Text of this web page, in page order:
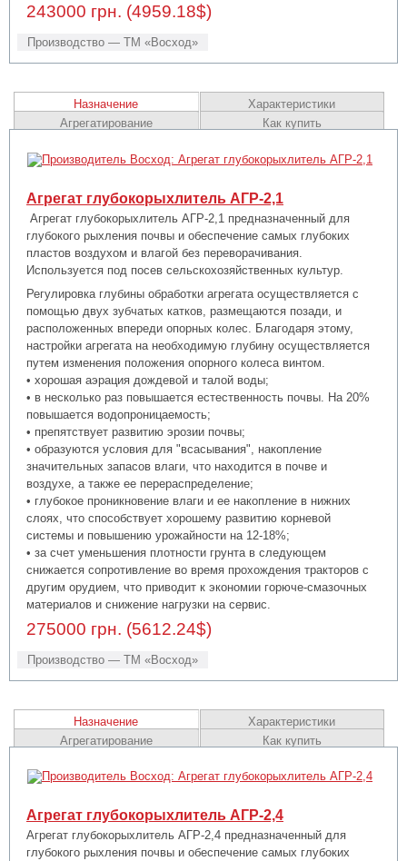
243000 грн. (4959.18$)
Производство — ТМ «Восход»
Назначение
Характеристики
Агрегатирование
Как купить
Агрегат глубокорыхлитель АГР-2,1
Агрегат глубокорыхлитель АГР-2,1 предназначенный для
глубокого рыхления почвы и обеспечение самых глубоких
пластов воздухом и влагой без переворачивания.
Используется под посев сельскохозяйственных культур.
Регулировка глубины обработки агрегата осуществляется с
помощью двух зубчатых катков, размещаются позади, и
расположенных впереди опорных колес. Благодаря этому,
настройки агрегата на необходимую глубину осуществляется
путем изменения положения опорного колеса винтом.
• хорошая аэрация дождевой и талой воды;
• в несколько раз повышается естественность почвы. На 20%
повышается водопроницаемость;
• препятствует развитию эрозии почвы;
• образуются условия для "всасывания", накопление
значительных запасов влаги, что находится в почве и
воздухе, а также ее перераспределение;
• глубокое проникновение влаги и ее накопление в нижних
слоях, что способствует хорошему развитию корневой
системы и повышению урожайности на 12-18%;
• за счет уменьшения плотности грунта в следующем
снижается сопротивление во время прохождения тракторов с
другим орудием, что приводит к экономии горюче-смазочных
материалов и снижение нагрузки на сервис.
275000 грн. (5612.24$)
Производство — ТМ «Восход»
Назначение
Характеристики
Агрегатирование
Как купить
Агрегат глубокорыхлитель АГР-2,4
Агрегат глубокорыхлитель АГР-2,4 предназначенный для
глубокого рыхления почвы и обеспечение самых глубоких